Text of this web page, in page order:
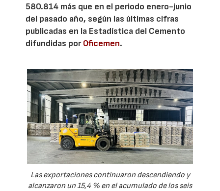
580.814 más que en el periodo enero-junio
del pasado año, según las últimas cifras
publicadas en la Estadística del Cemento
difundidas porOficemen.
Las exportaciones continuaron descendiendo y
alcanzaron un 15,4 % en el acumulado de los seis